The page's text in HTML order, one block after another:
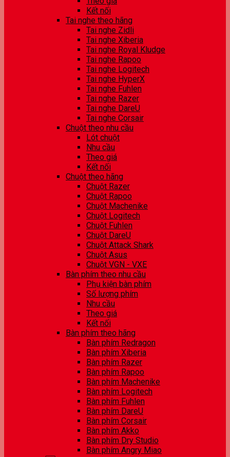
Kết nối
Tai nghe theo hãng
Tai nghe Zidli
Tai nghe Xiberia
Tai nghe Royal Kludge
Tai nghe Rapoo
Tai nghe Logitech
Tai nghe HyperX
Tai nghe Fuhlen
Tai nghe Razer
Tai nghe DareU
Tai nghe Corsair
Chuột theo nhu cầu
Lót chuột
Nhu cầu
Theo giá
Kết nối
Chuột theo hãng
Chuột Razer
Chuột Rapoo
Chuột Machenike
Chuột Logitech
Chuột Fuhlen
Chuột DareU
Chuột Attack Shark
Chuột Asus
Chuột VGN - VXE
Bàn phím theo nhu cầu
Phụ kiện bàn phím
Số lượng phím
Nhu cầu
Theo giá
Kết nối
Bàn phím theo hãng
Bàn phím Redragon
Bàn phím Xiberia
Bàn phím Razer
Bàn phím Rapoo
Bàn phím Machenike
Bàn phím Logitech
Bàn phím Fuhlen
Bàn phím DareU
Bàn phím Corsair
Bàn phím Akko
Bàn phím Dry Studio
Bàn phím Angry Miao